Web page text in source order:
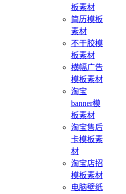
板素材
简历模板
素材
不干胶模
板素材
横幅广告
模板素材
淘宝
banner模
板素材
淘宝售后
卡模板素
材
淘宝店招
模板素材
电脑壁纸